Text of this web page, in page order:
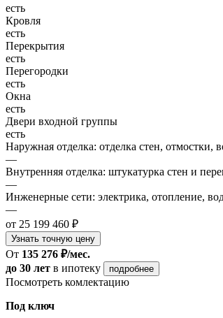
есть
Кровля
есть
Перекрытия
есть
Перегородки
есть
Окна
есть
Двери входной группы
есть
Наружная отделка: отделка стен, отмостки,
—
Внутренняя отделка: штукатурка стен и
—
Инженерные сети: электрика, отопление,
—
от 25 199 460 ₽
Узнать точную цену
От 135 276 ₽/мес.
до 30 лет в ипотеку подробнее
Посмотреть комлектацию
Под ключ